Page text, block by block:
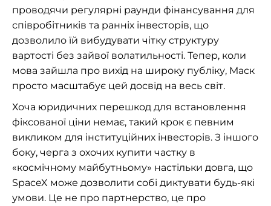
проводячи регулярні раунди фінансування для
співробітників та ранніх інвесторів, що
дозволило їй вибудувати чітку структуру
вартості без зайвої волатильності. Тепер, коли
мова зайшла про вихід на широку публіку, Маск
просто масштабує цей досвід на весь світ.
Хоча юридичних перешкод для встановлення
фіксованої ціни немає, такий крок є певним
викликом для інституційних інвесторів. З іншого
боку, черга з охочих купити частку в
«космічному майбутньому» настільки довга, що
SpaceX може дозволити собі диктувати будь-які
умови. Це не про партнерство, це про